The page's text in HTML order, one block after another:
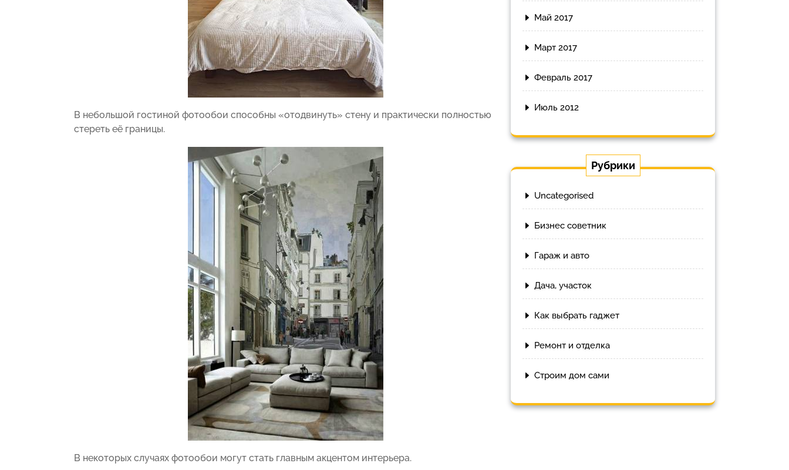
В небольшой гостиной фотообои способны «отодвинуть» стену и практически полностью
стереть её границы.
В некоторых случаях фотообои могут стать главным акцентом интерьера.
Май 2017
Март 2017
Февраль 2017
Июль 2012
Рубрики
Uncategorised
Бизнес советник
Гараж и авто
Дача, участок
Как выбрать гаджет
Ремонт и отделка
Строим дом сами